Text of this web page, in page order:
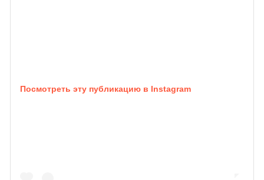
Посмотреть эту публикацию в Instagram